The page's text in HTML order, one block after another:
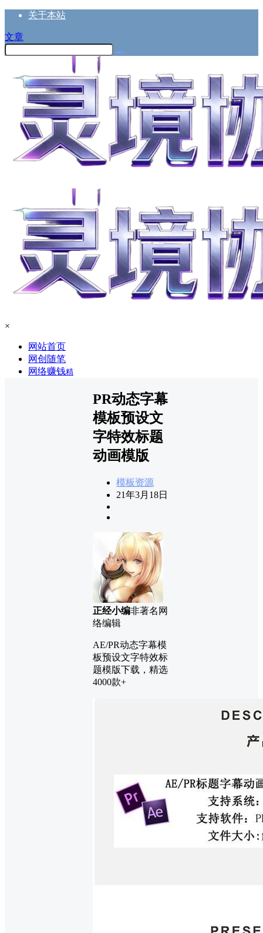
关于本站
文章
×
网站首页
网创随笔
网络赚钱精
PR动态字幕
模板预设文
字特效标题
动画模版
模板资源
21年3月18日
正经小编非著名网
络编辑
AE/PR动态字幕模
板预设文字特效标
题模版下载，精选
4000款+